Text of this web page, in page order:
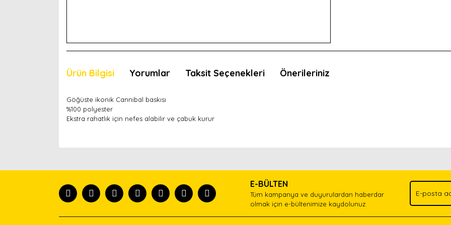
Ürün Bilgisi Yorumlar Taksit Seçenekleri Önerileriniz
Göğüste ikonik Cannibal baskısı
%100 polyester
Ekstra rahatlık için nefes alabilir ve çabuk kurur
Ürün açıklamasında eksik bilgiler bulunuyor.
E-BÜLTEN
Tüm kampanya ve duyurulardan haberdar
olmak için e-bültenimize kaydolunuz.